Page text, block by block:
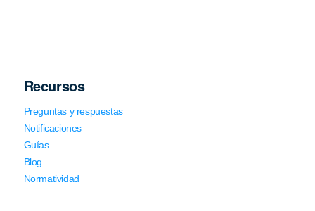
Recursos
Preguntas y respuestas
Notificaciones
Guías
Blog
Normatividad